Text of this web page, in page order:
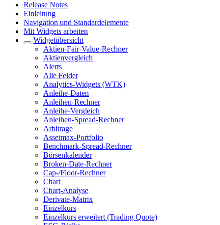
Release Notes
Einleitung
Navigation und Standardelemente
Mit Widgets arbeiten
Widgetübersicht
Aktien-Fair-Value-Rechner
Aktienvergleich
Alerts
Alle Felder
Analytics-Widgets (WTK)
Anleihe-Daten
Anleihen-Rechner
Anleihe-Vergleich
Anleihen-Spread-Rechner
Arbitrage
Assetmax-Portfolio
Benchmark-Spread-Rechner
Börsenkalender
Broken-Date-Rechner
Cap-/Floor-Rechner
Chart
Chart-Analyse
Derivate-Matrix
Einzelkurs
Einzelkurs erweitert (Trading Quote)